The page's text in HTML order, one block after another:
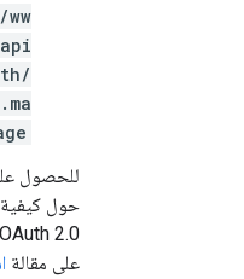
للحصول
حول
على مقالة